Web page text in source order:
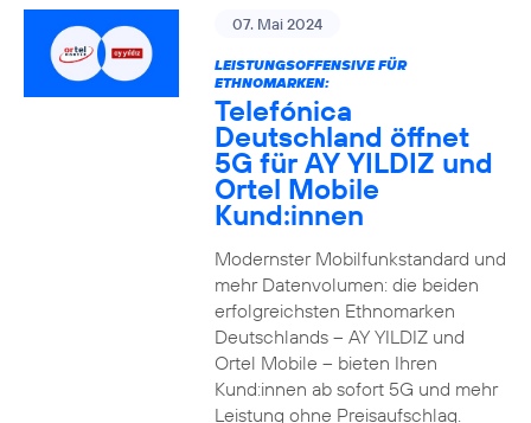
07. Mai 2024
LEISTUNGSOFFENSIVE FÜR
ETHNOMARKEN:
Telefónica
Deutschland öffnet
5G für AY YILDIZ und
Ortel Mobile
Kund:innen
Modernster Mobilfunkstandard und
mehr Datenvolumen: die beiden
erfolgreichsten Ethnomarken
Deutschlands – AY YILDIZ und
Ortel Mobile – bieten Ihren
Kund:innen ab sofort 5G und mehr
Leistung ohne Preisaufschlag.